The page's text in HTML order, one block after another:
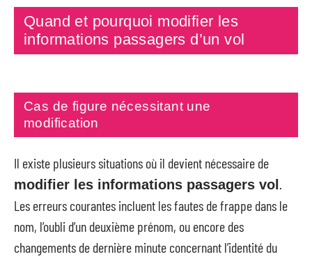
Quand et pourquoi modifier les
informations passagers d’un vol
Cas de figure nécessitant une
modification
Il existe plusieurs situations où il devient nécessaire de
modifier les informations passagers vol .
Les erreurs courantes incluent les fautes de frappe dans le
nom, l’oubli d’un deuxième prénom, ou encore des
changements de dernière minute concernant l’identité du